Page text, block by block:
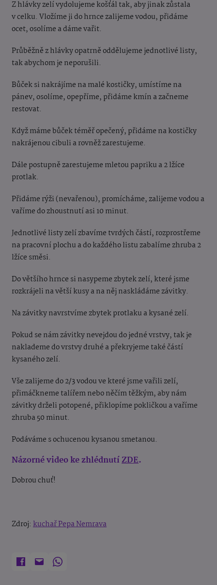
Z hlávky zelí vydolujeme košťál tak, aby jinak zůstala
v celku. Vložíme ji do hrnce zalijeme vodou, přidáme
ocet, osolíme a dáme vařit.
Průběžně z hlávky opatrně oddělujeme jednotlivé listy,
tak abychom je neporušili.
Bůček si nakrájíme na malé kostičky, umístíme na
pánev, osolíme, opepříme, přidáme kmín a začneme
restovat.
Když máme bůček téměř opečený, přidáme na kostičky
nakrájenou cibuli a rovněž zarestujeme.
Dále postupně zarestujeme mletou papriku a 2 lžíce
protlak.
Přidáme rýži (nevařenou), promícháme, zalijeme vodou a
vaříme do zhoustnutí asi 10 minut.
Jednotlivé listy zelí zbavíme tvrdých částí, rozprostřeme
na pracovní plochu a do každého listu zabalíme zhruba 2
lžíce směsi.
Do většího hrnce si nasypeme zbytek zelí, které jsme
rozkrájeli na větší kusy a na něj naskládáme závitky.
Na závitky navrstvíme zbytek protlaku a kysané zelí.
Pokud se nám závitky nevejdou do jedné vrstvy, tak je
naklademe do vrstvy druhé a překryjeme také částí
kysaného zelí.
Vše zalijeme do 2/3 vodou ve které jsme vařili zelí,
přimáčkneme talířem nebo něčím těžkým, aby nám
závitky drželi potopené, přiklopíme pokličkou a vaříme
zhruba 50 minut.
Podáváme s ochucenou kysanou smetanou.
Názorné video ke zhlédnutíZDE.
Dobrou chuť!
Zdroj: kuchař Pepa Nemrava